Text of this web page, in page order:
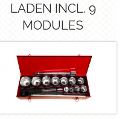
LADEN INCL. 9
MODULES